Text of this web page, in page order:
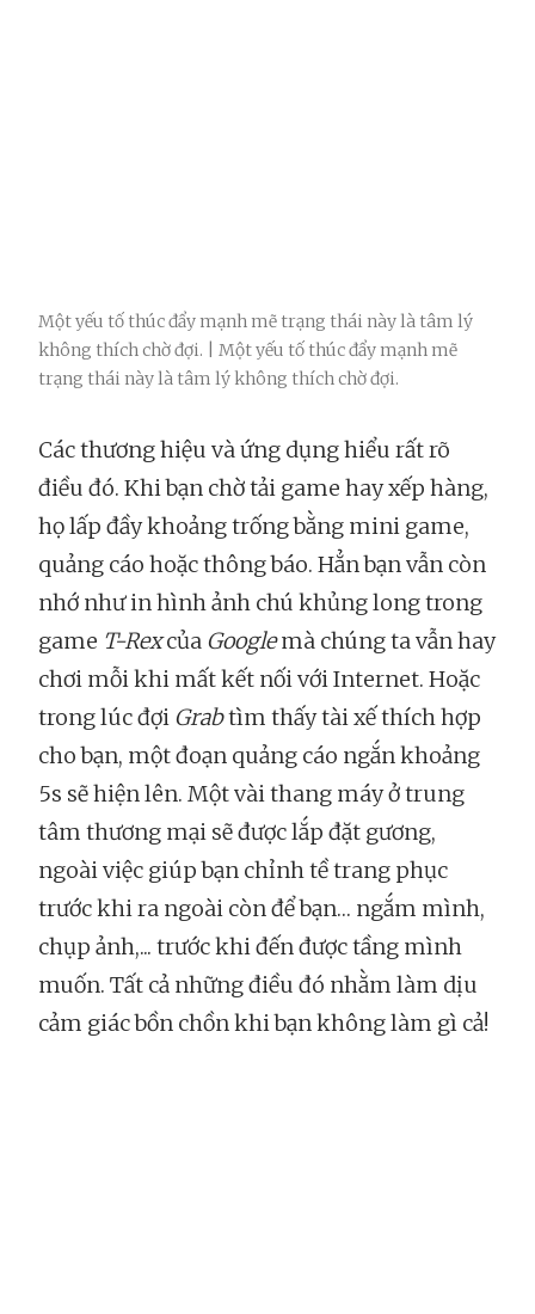
Một yếu tố thúc đẩy mạnh mẽ trạng thái này là tâm lý
không thích chờ đợi. | Một yếu tố thúc đẩy mạnh mẽ
trạng thái này là tâm lý không thích chờ đợi.
Các thương hiệu và ứng dụng hiểu rất rõ
điều đó. Khi bạn chờ tải game hay xếp hàng,
họ lấp đầy khoảng trống bằng mini game,
quảng cáo hoặc thông báo. Hẳn bạn vẫn còn
nhớ như in hình ảnh chú khủng long trong
game T-Rexcủa Googlemà chúng ta vẫn hay
chơi mỗi khi mất kết nối với Internet. Hoặc
trong lúc đợi Grabtìm thấy tài xế thích hợp
cho bạn, một đoạn quảng cáo ngắn khoảng
5s sẽ hiện lên. Một vài thang máy ở trung
tâm thương mại sẽ được lắp đặt gương,
ngoài việc giúp bạn chỉnh tề trang phục
trước khi ra ngoài còn để bạn… ngắm mình,
chụp ảnh,... trước khi đến được tầng mình
muốn. Tất cả những điều đó nhằm làm dịu
cảm giác bồn chồn khi bạn không làm gì cả!